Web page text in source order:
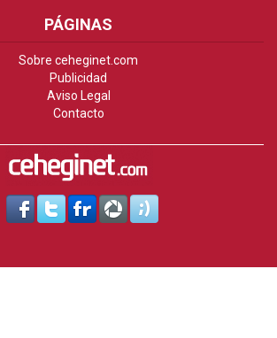
PÁGINAS
Sobre ceheginet.com
Publicidad
Aviso Legal
Contacto